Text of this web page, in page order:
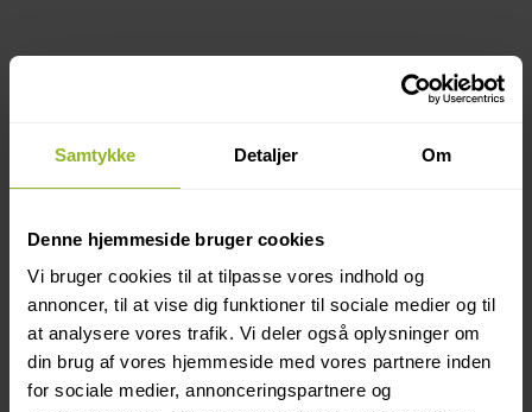
Samtykke Detaljer Om
Denne hjemmeside bruger cookies
Vi bruger cookies til at tilpasse vores indhold og
annoncer, til at vise dig funktioner til sociale medier og til
at analysere vores trafik. Vi deler også oplysninger om
din brug af vores hjemmeside med vores partnere inden
for sociale medier, annonceringspartnere og
Tak for din henvendelse
Du kan downloade overslagsprisen på din altan her:
Hvis du finder prisen interessant, skal du blot
tid for opmåling og endelig ordrebekræftelse.
Med venlig hilsen